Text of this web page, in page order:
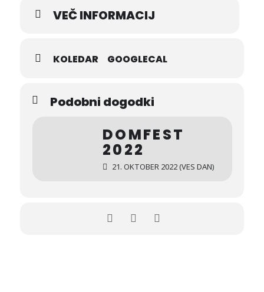
VEČ INFORMACIJ
KOLEDAR GOOGLECAL
Podobni dogodki
DOMFEST
2022
21. OKTOBER 2022 (VES DAN)